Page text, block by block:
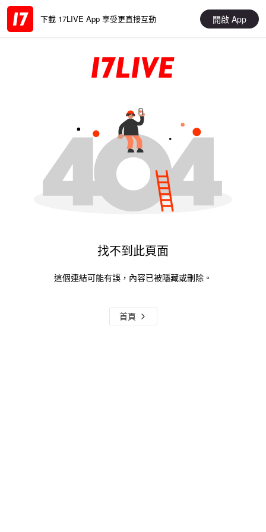
下載 17LIVE App 享受更直接互動 開啟 App
找不到此頁面
這個連結可能有誤，內容已被隱藏或刪除。
首頁